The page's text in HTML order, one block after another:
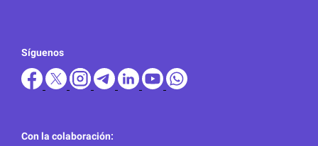
Síguenos
Con la colaboración: